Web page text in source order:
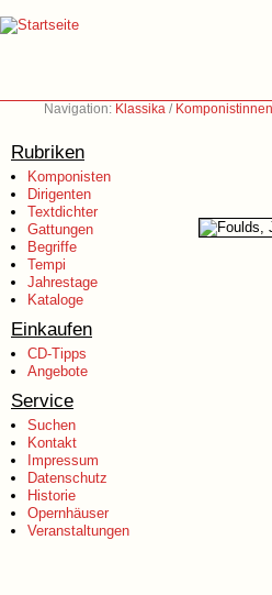
Navigation: Klassika /
Rubriken
Komponisten
Dirigenten
Textdichter
Gattungen
Begriffe
Tempi
Jahrestage
Kataloge
Einkaufen
CD-Tipps
Angebote
Service
Suchen
Kontakt
Impressum
Datenschutz
Historie
Opernhäuser
Veranstaltungen